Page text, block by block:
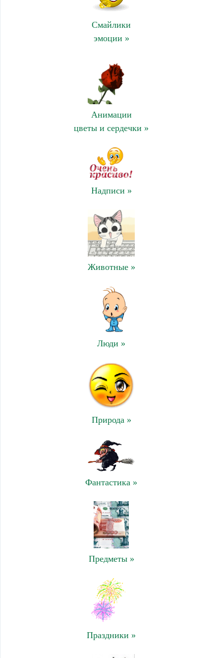
Смайлики
эмоции »
Анимации
цветы и сердечки »
Надписи »
Животные »
Люди »
Природа »
Фантастика »
Предметы »
Праздники »